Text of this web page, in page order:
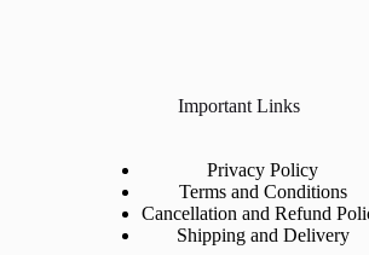
Important Links
Privacy Policy
Terms and Conditions
Cancellation and Refund
Shipping and Delivery